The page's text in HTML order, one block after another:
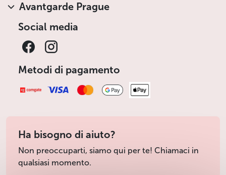
Avantgarde Prague
Social media
Metodi di pagamento
Ha bisogno di aiuto?
Non preoccuparti, siamo qui per te! Chiamaci in
qualsiasi momento.